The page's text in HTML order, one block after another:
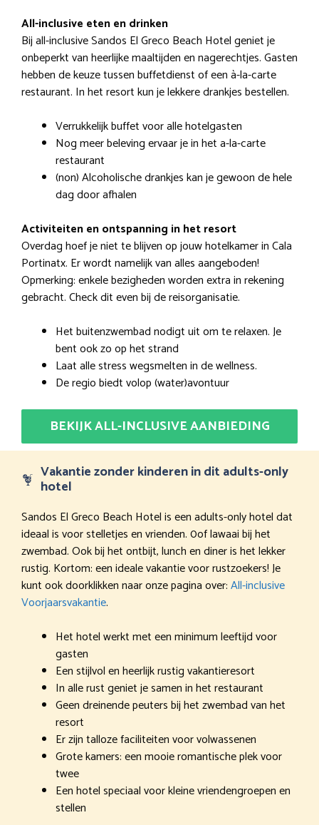
All-inclusive eten en drinken
Bij all-inclusive Sandos El Greco Beach Hotel geniet je
onbeperkt van heerlijke maaltijden en nagerechtjes. Gasten
hebben de keuze tussen buffetdienst of een à-la-carte
restaurant. In het resort kun je lekkere drankjes bestellen.
Verrukkelijk buffet voor alle hotelgasten
Nog meer beleving ervaar je in het a-la-carte
restaurant
(non) Alcoholische drankjes kan je gewoon de hele
dag door afhalen
Activiteiten en ontspanning in het resort
Overdag hoef je niet te blijven op jouw hotelkamer in Cala
Portinatx. Er wordt namelijk van alles aangeboden!
Opmerking: enkele bezigheden worden extra in rekening
gebracht. Check dit even bij de reisorganisatie.
Het buitenzwembad nodigt uit om te relaxen. Je
bent ook zo op het strand
Laat alle stress wegsmelten in de wellness.
De regio biedt volop (water)avontuur
BEKIJK ALL-INCLUSIVE AANBIEDING
Vakantie zonder kinderen in dit adults-only
hotel
Sandos El Greco Beach Hotel is een adults-only hotel dat
ideaal is voor stelletjes en vrienden. 0of lawaai bij het
zwembad. Ook bij het ontbijt, lunch en diner is het lekker
rustig. Kortom: een ideale vakantie voor rustzoekers! Je
kunt ook doorklikken naar onze pagina over:All-inclusive
Voorjaarsvakantie.
Het hotel werkt met een minimum leeftijd voor
gasten
Een stijlvol en heerlijk rustig vakantieresort
In alle rust geniet je samen in het restaurant
Geen dreinende peuters bij het zwembad van het
resort
Er zijn talloze faciliteiten voor volwassenen
Grote kamers: een mooie romantische plek voor
twee
Een hotel speciaal voor kleine vriendengroepen en
stellen